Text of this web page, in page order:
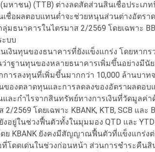
หาชน) (TTB) ต่างลดสัดส่วนสินเชื่อประเภ
เชื่อผลตอบแทนต่ำจะช่วยหนุนส่วนต่างอัตรา
มธนาคารในไตรมาส 2/2569 โดยเฉพาะ
บบ
งินทุนของธนาคารที่ยังแข็งแกร่ง โดยหากร
ว่าฐานทุนของหลายธนาคารเพิ่มขึ้นอย่างมีนั
การลงทุนที่เพิ่มขึ้นมากกว่า 10,000 ล้านบาท
ของตลาดทุนและการลดลงของอัตราผลตอ
ละกำไรจากสินทรัพย์ทางการเงินที่วัดมูลค่
2569 โดยเฉพาะ KBANK, KTB, SCB และ
งอยู่ในช่วงฟื้นตัวทั้งในมุมมอง QTD และ
ย KBANK ยังคงมีสัญญาณฟื้นตัวที่แข็งแกร่ง
ที่โดดเด่นในช่วงก่อนหน้า ส่วนการชำระคืน